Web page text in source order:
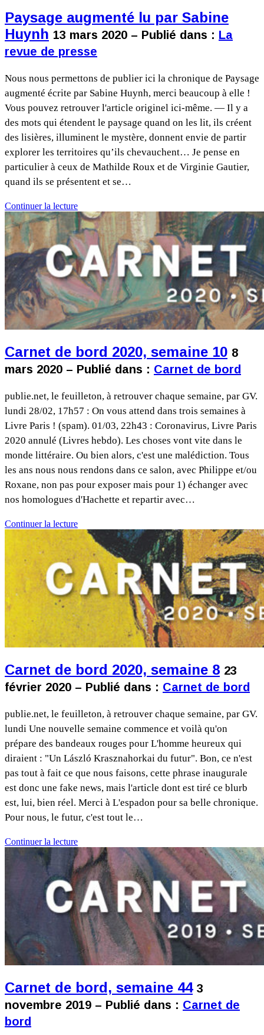
Paysage augmenté lu par Sabine
Huynh 13 mars 2020 – Publié dans : La
revue de presse
Nous nous permettons de publier ici la chronique de Paysage
augmenté écrite par Sabine Huynh, merci beaucoup à elle !
Vous pouvez retrouver l'article originel ici-même. — Il y a
des mots qui étendent le paysage quand on les lit, ils créent
des lisières, illuminent le mystère, donnent envie de partir
explorer les territoires qu’ils chevauchent… Je pense en
particulier à ceux de Mathilde Roux et de Virginie Gautier,
quand ils se présentent et se…
Continuer la lecture
Carnet de bord 2020, semaine 10 8
mars 2020 – Publié dans : Carnet de bord
publie.net, le feuilleton, à retrouver chaque semaine, par GV.
lundi 28/02, 17h57 : On vous attend dans trois semaines à
Livre Paris ! (spam). 01/03, 22h43 : Coronavirus, Livre Paris
2020 annulé (Livres hebdo). Les choses vont vite dans le
monde littéraire. Ou bien alors, c'est une malédiction. Tous
les ans nous nous rendons dans ce salon, avec Philippe et/ou
Roxane, non pas pour exposer mais pour 1) échanger avec
nos homologues d'Hachette et repartir avec…
Continuer la lecture
Carnet de bord 2020, semaine 8 23
février 2020 – Publié dans : Carnet de bord
publie.net, le feuilleton, à retrouver chaque semaine, par GV.
lundi Une nouvelle semaine commence et voilà qu'on
prépare des bandeaux rouges pour L'homme heureux qui
diraient : "Un László Krasznahorkai du futur". Bon, ce n'est
pas tout à fait ce que nous faisons, cette phrase inaugurale
est donc une fake news, mais l'article dont est tiré ce blurb
est, lui, bien réel. Merci à L'espadon pour sa belle chronique.
Pour nous, le futur, c'est tout le…
Continuer la lecture
Carnet de bord, semaine 44 3
novembre 2019 – Publié dans : Carnet de
bord